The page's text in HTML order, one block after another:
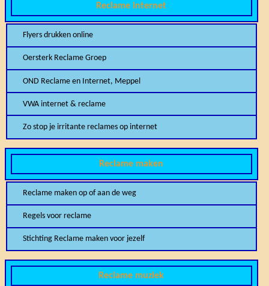
Reclame internet
Flyers drukken online
Oersterk Reclame Groep
OND Reclame en Internet, Meppel
VWA internet & reclame
Zo stop je irritante reclames op internet
Reclame maken
Reclame maken op of aan de weg
Regels voor reclame
Stichting Reclame maken voor jezelf
Reclame muziek